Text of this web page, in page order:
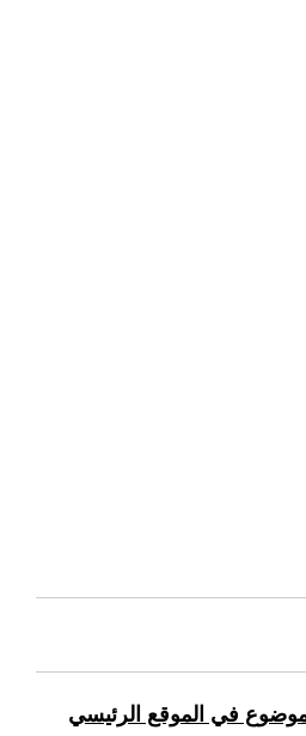
في الموقع الرئيسي